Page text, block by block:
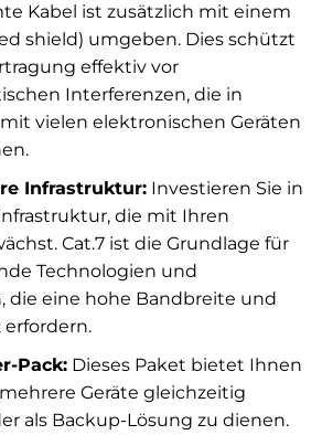
Kabel ist zusätzlich mit einem
shield) umgeben. Dies schützt
effektiv vor
Interferenzen, die in
vielen elektronischen Geräten
Infrastruktur:Investieren Sie in
die mit Ihren
Cat.7 ist die Grundlage für
Technologien und
die eine hohe Bandbreite und
Pack:Dieses Paket bietet Ihnen
Geräte gleichzeitig
als Backup-Lösung zu dienen.